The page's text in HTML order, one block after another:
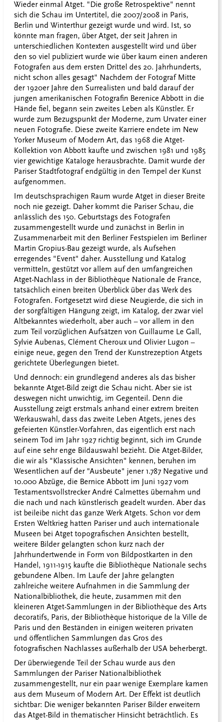
Wieder einmal Atget. "Die große Retrospektive" nennt
sich die Schau im Untertitel, die 2007/2008 in Paris,
Berlin und Winterthur gezeigt wurde und wird. Ist, so
könnte man fragen, über Atget, der seit Jahren in
unterschiedlichen Kontexten ausgestellt wird und über
den so viel publiziert wurde wie über kaum einen anderen
Fotografen aus dem ersten Drittel des 20. Jahrhunderts,
nicht schon alles gesagt" Nachdem der Fotograf Mitte
der 1920er Jahre den Surrealisten und bald darauf der
jungen amerikanischen Fotografin Berenice Abbott in die
Hände fiel, begann sein zweites Leben als Künstler. Er
wurde zum Bezugspunkt der Moderne, zum Urvater einer
neuen Fotografie. Diese zweite Karriere endete im New
Yorker Museum of Modern Art, das 1968 die Atget-
Kollektion von Abbott kaufte und zwischen 1981 und 1985
vier gewichtige Kataloge herausbrachte. Damit wurde der
Pariser Stadtfotograf endgültig in den Tempel der Kunst
aufgenommen.
Im deutschsprachigen Raum wurde Atget in dieser Breite
noch nie gezeigt. Daher kommt die Pariser Schau, die
anlässlich des 150. Geburtstags des Fotografen
zusammengestellt wurde und zunächst in Berlin in
Zusammenarbeit mit den Berliner Festspielen im Berliner
Martin Gropius-Bau gezeigt wurde, als Aufsehen
erregendes "Event" daher. Ausstellung und Katalog
vermitteln, gestützt vor allem auf den umfangreichen
Atget-Nachlass in der Bibliothèque Nationale de France,
tatsächlich einen breiten Überblick über das Werk des
Fotografen. Fortgesetzt wird diese Neugierde, die sich in
der sorgfältigen Hängung zeigt, im Katalog, der zwar viel
Altbekanntes wiederholt, aber auch – vor allem in den
zum Teil vorzüglichen Aufsätzen von Guillaume Le Gall,
Sylvie Aubenas, Clément Cheroux und Olivier Lugon –
einige neue, gegen den Trend der Kunstrezeption Atgets
gerichtete Überlegungen bietet.
Und dennoch: ein grundlegend anderes als das bisher
bekannte Atget-Bild zeigt die Schau nicht. Aber sie ist
deswegen nicht unwichtig, im Gegenteil. Denn die
Ausstellung zeigt erstmals anhand einer extrem breiten
Werkauswahl, dass das zweite Leben Atgets, jenes des
gefeierten Künstler-Vorfahren, das eigentlich erst nach
seinem Tod im Jahr 1927 richtig beginnt, sich im Grunde
auf eine sehr enge Bildauswahl bezieht. Die Atget-Bilder,
die wir als "Klassische Ansichten" kennen, beruhen im
Wesentlichen auf der "Ausbeute" jener 1.787 Negative und
10.000 Abzüge, die Bernice Abbott im Juni 1927 vom
Testamentsvollstrecker André Calmettes übernahm und
die nach und nach künstlerisch geadelt wurden. Aber das
ist beileibe nicht das ganze Werk Atgets. Schon vor dem
Ersten Weltkrieg hatten Pariser und auch internationale
Museen bei Atget topografischen Ansichten bestellt,
weitere Bilder gelangten schon kurz nach der
Jahrhundertwende in Form von Bildpostkarten in den
Handel, 1911-1915 kaufte die Bibliothèque Nationale sechs
gebundene Alben. Im Laufe der Jahre gelangten
zahlreiche weitere Aufnahmen in die Sammlung der
Nationalbibliothek, die heute, zusammen mit den
kleineren Atget-Sammlungen in der Bibliothèque des Arts
decoratifs, Paris, der Bibliothèque historique de la Ville de
Paris und den Beständen in einigen weiteren privaten
und öffentlichen Sammlungen das Gros des
fotografischen Nachlasses außerhalb der USA beherbergt.
Der überwiegende Teil der Schau wurde aus den
Sammlungen der Pariser Nationalbibliothek
zusammengestellt, nur ein paar wenige Exemplare kamen
aus dem Museum of Modern Art. Der Effekt ist deutlich
sichtbar: Die weniger bekannten Pariser Bilder erweitern
das Atget-Bild in thematischer Hinsicht beträchtlich. Es